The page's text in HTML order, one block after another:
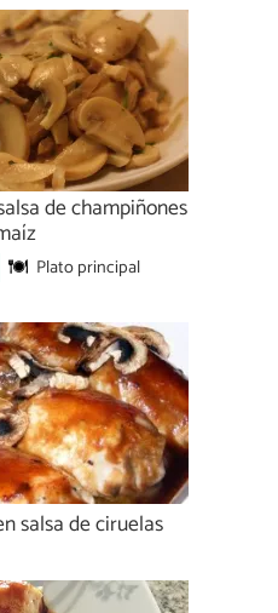
de champiñones
Plato principal
salsa de ciruelas